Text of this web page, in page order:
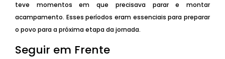
teve momentos em que precisava parar e montar
acampamento. Esses períodos eram essenciais para preparar
o povo para a próxima etapa da jornada.
Seguir em Frente